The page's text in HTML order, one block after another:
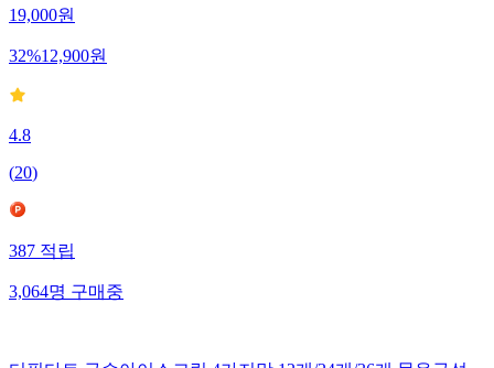
19,000원
32%12,900원
4.8
(20)
387적립
3,064명구매중